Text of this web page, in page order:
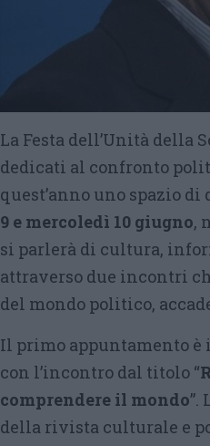
La Festa dell’Unità della
dedicati al confronto
quest’anno uno spazio
9 e mercoledì 10 giugno,
si parlerà di cultura,
attraverso due incontri
del mondo politico,
Il primo appuntamento è
con l’incontro dal titolo “
comprendere il mondo”.
della rivista culturale e